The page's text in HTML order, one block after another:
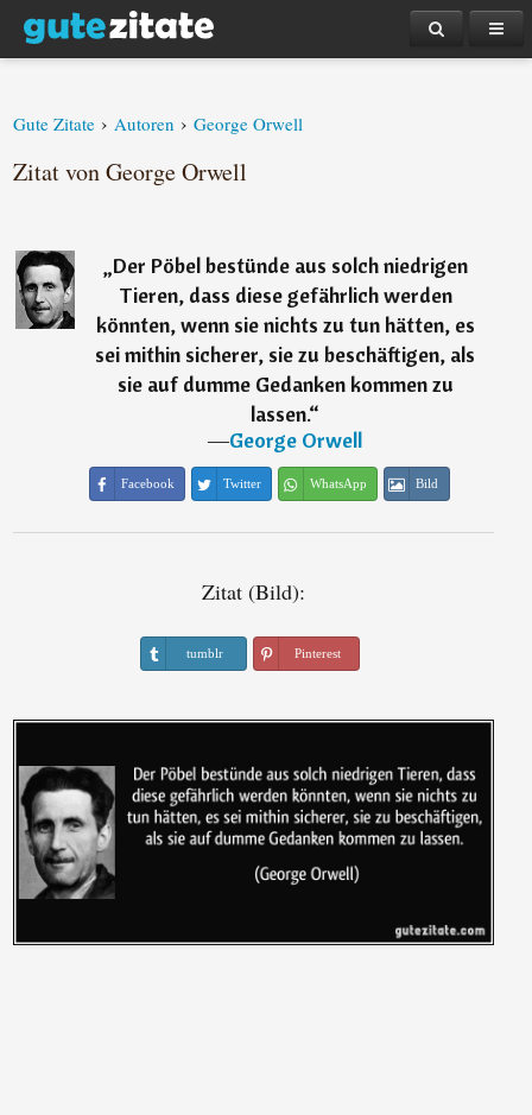
Gute Zitate › Autoren › George Orwell
Zitat von George Orwell
„Der Pöbel bestünde aus solch niedrigen
Tieren, dass diese gefährlich werden
könnten, wenn sie nichts zu tun hätten, es
sei mithin sicherer, sie zu beschäftigen, als
sie auf dumme Gedanken kommen zu
lassen.“
―George Orwell
Facebook Twitter WhatsApp Bild
Zitat (Bild):
tumblr Pinterest